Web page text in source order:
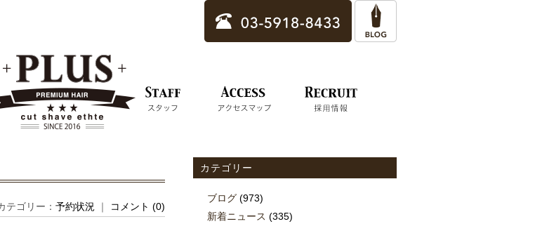
テゴリー： 予約状況 ｜ コメント (0)
カテゴリー
ブログ (973)
新着ニュース (335)